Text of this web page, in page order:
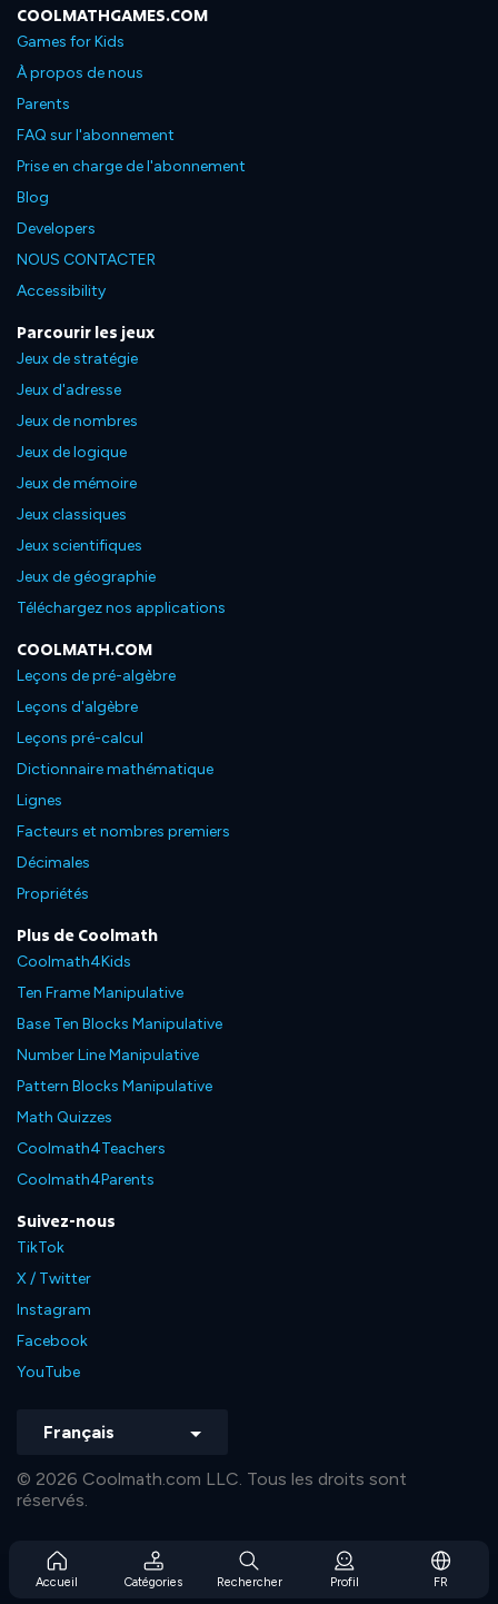
Accueil Catégories Rechercher Profil FR
COOLMATHGAMES.COM
Games for Kids
À propos de nous
Parents
FAQ sur l'abonnement
Prise en charge de l'abonnement
Blog
Developers
NOUS CONTACTER
Accessibility
Parcourir les jeux
Jeux de stratégie
Jeux d'adresse
Jeux de nombres
Jeux de logique
Jeux de mémoire
Jeux classiques
Jeux scientifiques
Jeux de géographie
Téléchargez nos applications
COOLMATH.COM
Leçons de pré-algèbre
Leçons d'algèbre
Leçons pré-calcul
Dictionnaire mathématique
Lignes
Facteurs et nombres premiers
Décimales
Propriétés
Plus de Coolmath
Coolmath4Kids
Ten Frame Manipulative
Base Ten Blocks Manipulative
Number Line Manipulative
Pattern Blocks Manipulative
Math Quizzes
Coolmath4Teachers
Coolmath4Parents
Suivez-nous
TikTok
X / Twitter
Instagram
Facebook
YouTube
Français
© 2026 Coolmath.com LLC. Tous les droits sont
réservés.